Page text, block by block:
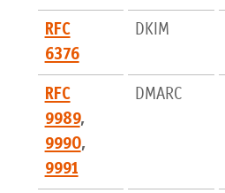
RFC
6376
DKIM
RFC
9989,
9990,
9991
DMARC